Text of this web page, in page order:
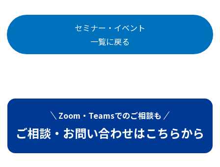
セミナー・イベント
一覧に戻る
Zoom・Teamsでのご相談も
ご相談・お問い合わせはこちらから